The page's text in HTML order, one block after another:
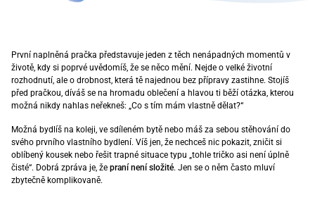
První naplněná pračka představuje jeden z těch nenápadných momentů v
životě, kdy si poprvé uvědomíš, že se něco mění. Nejde o velké životní
rozhodnutí, ale o drobnost, která tě najednou bez přípravy zastihne. Stojíš
před pračkou, díváš se na hromadu oblečení a hlavou ti běží otázka, kterou
možná nikdy nahlas neřekneš: „Co s tím mám vlastně dělat?“
Možná bydlíš na koleji, ve sdíleném bytě nebo máš za sebou stěhování do
svého prvního vlastního bydlení. Víš jen, že nechceš nic pokazit, zničit si
oblíbený kousek nebo řešit trapné situace typu „tohle tričko asi není úplně
čisté“. Dobrá zpráva je, že praní není složité. Jen se o něm často mluví
zbytečně komplikovaně.